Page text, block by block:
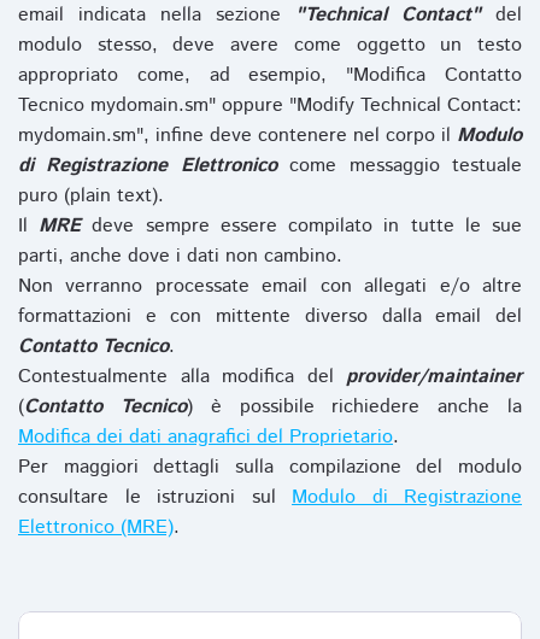
email indicata nella sezione
"Technical Contact"del
modulo stesso, deve avere come oggetto un testo
appropriato come, ad esempio, "Modifica Contatto
Tecnico mydomain.sm" oppure "Modify Technical Contact:
mydomain.sm", infine deve contenere nel corpo il Modulo
di Registrazione Elettronicocome messaggio testuale
puro (plain text).
Il MREdeve sempre essere compilato in tutte le sue
parti, anche dove i dati non cambino.
Non verranno processate email con allegati e/o altre
formattazioni e con mittente diverso dalla email del
Contatto Tecnico.
Contestualmente alla modifica del provider/maintainer
(Contatto Tecnico) è possibile richiedere anche la
Modifica dei dati anagrafici del Proprietario.
Per maggiori dettagli sulla compilazione del modulo
consultare le istruzioni sul Modulo di Registrazione
Elettronico (MRE).